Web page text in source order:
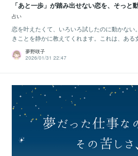
「あと一歩」が踏み出せない恋を、そっと
占い
恋を叶えたくて、いろいろ試したのに動かない
きことを静かに教えてくれます。これは、ある
夢野咲子
2026/01/31 22:47